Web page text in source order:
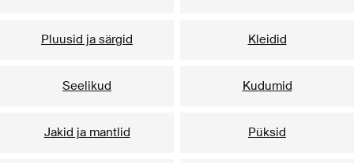
Pluusid ja särgid Kleidid
Seelikud Kudumid
Jakid ja mantlid Püksid